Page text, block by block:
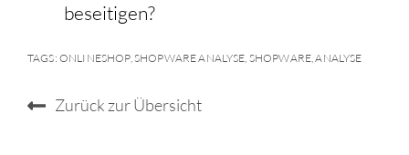
beseitigen?
TAGS: ONLINESHOP, SHOPWARE ANALYSE SHOPWARE ,ANALYSE
Zurück zur Übersicht